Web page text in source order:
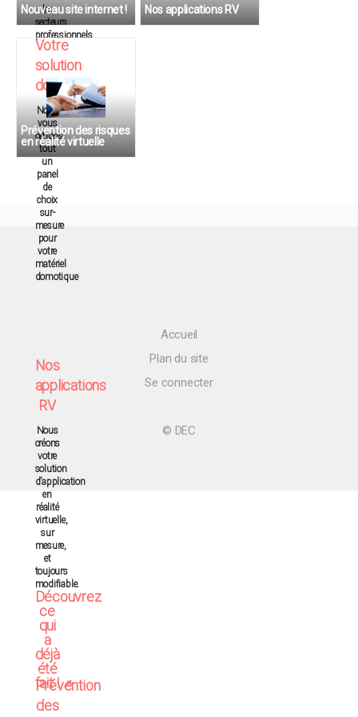
les
secteurs
professionnels.
Votre
solution
domotique
Nous
vous
offrons
tout
un
panel
de
choix
sur-
mesure
pour
votre
matériel
domotique
Nos
applications
RV
Nous
créons
votre
solution
d’application
en
réalité
virtuelle,
sur
mesure,
et
toujours
modifiable.
Découvrez
ce
qui
a
déjà
été
fait !
Prévention
des
Nouveau site internet !
Découvrez notre nouveau
site internet
Nos applications RV
Prévention des risques
en réalité virtuelle
Découvrez nos
applications de prévention
des risques
professionnels
Accueil
Plan du site
Se connecter
© DEC